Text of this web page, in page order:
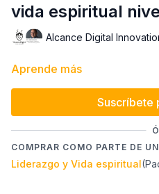
vida espiritual
Alcance Digital
Aprende más
Suscríbete
Ó
COMPRAR COMO PARTE DE
Liderazgo y Vida espiritual